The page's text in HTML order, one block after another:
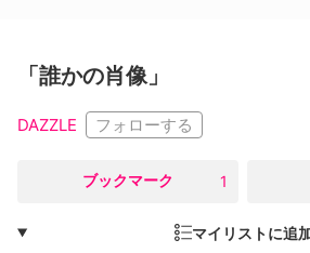
「誰かの肖像」
DAZZLE フォローする
ブックマーク 1
マイリストに追